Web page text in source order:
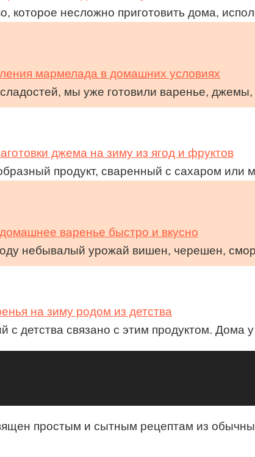
которое несложно приготовить дома,
мармелада в домашних условиях
мы уже готовили варенье,
джема на зиму из ягод и фруктов
продукт, сваренный с сахаром или
варенье быстро и вкусно
небывалый урожай вишен, черешен,
на зиму родом из детства
с детства связано с этим продуктом. Дома у
простым и сытным рецептам из